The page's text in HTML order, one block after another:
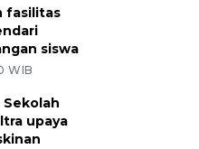
fasilitas
siswa
WIB
Sekolah
upaya